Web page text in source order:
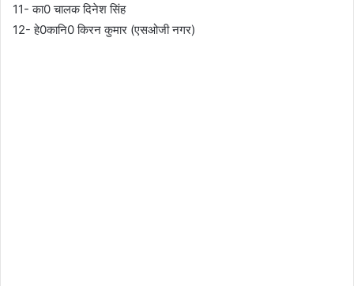
11- का0 चालक दिनेश सिंह
12- हे0कानि0 किरन कुमार (एसओजी नगर)